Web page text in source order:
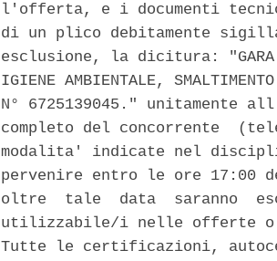
l'offerta, e i documenti
di un plico debitamente
esclusione, la dicitura: "GARA
IGIENE AMBIENTALE,
N° 6725139045."
completo del concorrente
modalita' indicate nel
pervenire entro le ore 17:00
oltre  tale  data  saranno
utilizzabile/i nelle offerte o
Tutte le certificazioni,